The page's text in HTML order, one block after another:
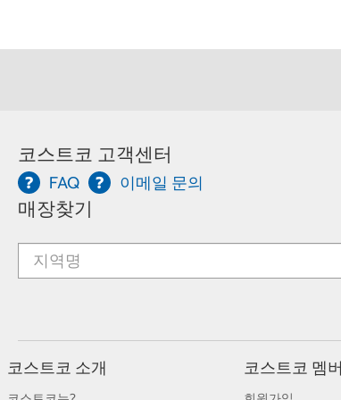
코스트코 고객센터
FAQ 이메일 문의
매장찾기
코스트코 소개 코스트코 멤